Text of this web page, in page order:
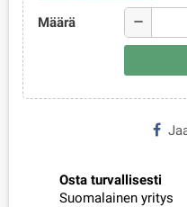
Määrä remove
Osta turvallisesti
Suomalainen yritys